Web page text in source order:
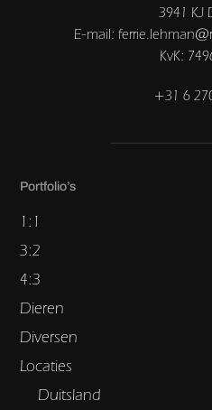
3941 KJ
E-mail:
KvK:
+31 6
Portfolio’s
1:1
3:2
4:3
Dieren
Diversen
Locaties
Duitsland